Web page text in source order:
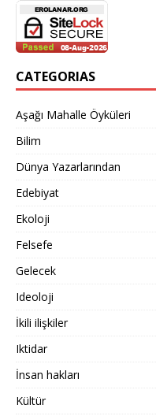
CATEGORIAS
Aşağı Mahalle Öyküleri
Bilim
Dünya Yazarlarından
Edebiyat
Ekoloji
Felsefe
Gelecek
Ideoloji
İkili ilişkiler
Iktidar
İnsan hakları
Kültür